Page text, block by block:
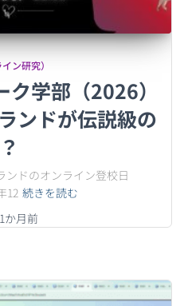
ン研究）
ク学部（2026）
ンドが伝説級の
ンドのオンライン登校日
12 続きを読む
か月前